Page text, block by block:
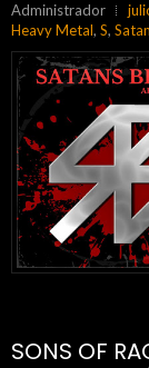
Administrador
Heavy Metal, S,
SONS OF